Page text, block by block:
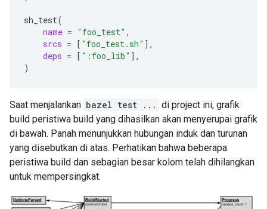
sh_test(
name = "foo_test"
srcs = [ "foo_test.sh" ]
deps = [ ":foo_lib" ]
)
Saat menjalankan bazel test ... di project ini, grafik
build peristiwa build yang dihasilkan akan menyerupai grafik
di bawah. Panah menunjukkan hubungan induk dan turunan
yang disebutkan di atas. Perhatikan bahwa beberapa
peristiwa build dan sebagian besar kolom telah dihilangkan
untuk mempersingkat.